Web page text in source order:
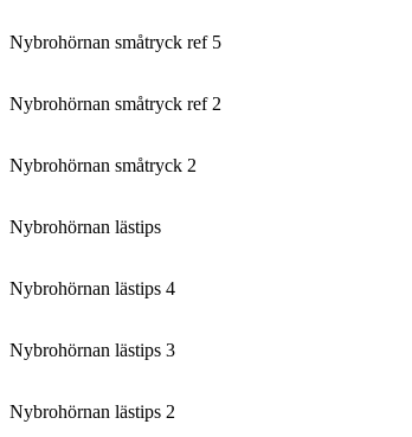
Nybrohörnan småtryck ref 5
Nybrohörnan småtryck ref 2
Nybrohörnan småtryck 2
Nybrohörnan lästips
Nybrohörnan lästips 4
Nybrohörnan lästips 3
Nybrohörnan lästips 2